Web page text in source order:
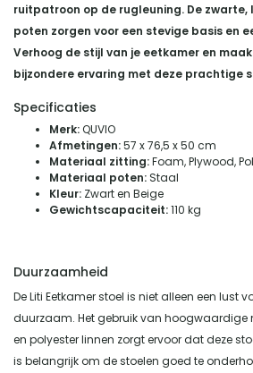
ruitpatroon op de rugleuning. De
poten zorgen voor een stevige basis en
Verhoog de stijl van je eetkamer en
bijzondere ervaring met deze prachtige
Specificaties
Merk:QUVIO
Afmetingen:57 x 76,5 x 50 cm
Materiaal zitting:Foam, Plywood,
Materiaal poten:Staal
Kleur: Zwart en Beige
Gewichtscapaciteit:110 kg
Duurzaamheid
De Liti Eetkamer stoel is niet alleen een lust
duurzaam. Het gebruik van hoogwaardige
en polyester linnen zorgt ervoor dat deze
is belangrijk om de stoelen goed te